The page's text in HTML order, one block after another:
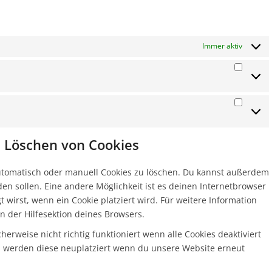
Immer aktiv
von Cookies
oder manuell Cookies zu löschen. Du kannst außerdem
sollen. Eine andere Möglichkeit ist es deinen Internetbrowser
wenn ein Cookie platziert wird. Für weitere Information
der Hilfesektion deines Browsers.
nicht richtig funktioniert wenn alle Cookies deaktiviert
diese neuplatziert wenn du unsere Website erneut